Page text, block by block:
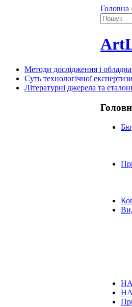
Головна
Методи дослідження і
Суть технологічної експертизи
Літературні джерела та